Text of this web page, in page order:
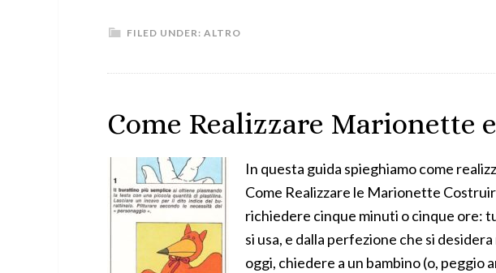
FILED UNDER: ALTRO
Come Realizzare Marionette
In questa guida spieghiamo come
Come Realizzare le Marionette
richiedere cinque minuti o cinque ore:
si usa, e dalla perfezione che si
oggi, chiedere a un bambino (o, peggio